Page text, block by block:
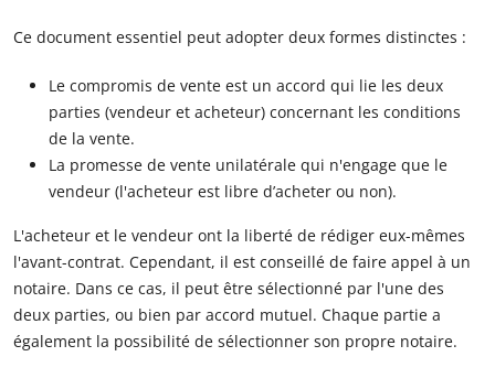
Ce document essentiel peut adopter deux formes distinctes :
Le compromis de vente est un accord qui lie les deux
parties (vendeur et acheteur) concernant les conditions
de la vente.
La promesse de vente unilatérale qui n'engage que le
vendeur (l'acheteur est libre d’acheter ou non).
L'acheteur et le vendeur ont la liberté de rédiger eux-mêmes
l'avant-contrat. Cependant, il est conseillé de faire appel à un
notaire. Dans ce cas, il peut être sélectionné par l'une des
deux parties, ou bien par accord mutuel. Chaque partie a
également la possibilité de sélectionner son propre notaire.